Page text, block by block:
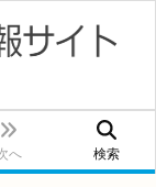
へ 検索